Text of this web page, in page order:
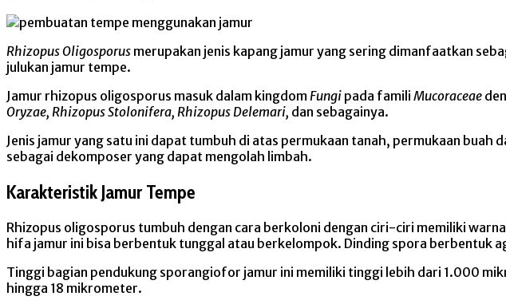
Rhizopus Oligosporus merupakan jenis kapang jamur yang sering dimanfaatkan
julukan jamur tempe.
Jamur rhizopus oligosporus masuk dalam kingdomFungi pada famili Mucoraceae
Oryzae, Rhizopus Stolonifera, Rhizopus Delemari, dan sebagainya.
Jenis jamur yang satu ini dapat tumbuh di atas permukaan tanah, permukaan
sebagai dekomposer yang dapat mengolah limbah.
Karakteristik Jamur Tempe
Rhizopus oligosporus tumbuh dengan cara berkoloni dengan ciri-ciri memiliki
hifa jamur ini bisa berbentuk tunggal atau berkelompok. Dinding spora berbentuk
Tinggi bagian pendukung sporangiofor jamur ini memiliki tinggi lebih dari 1.000
hingga 18 mikrometer.